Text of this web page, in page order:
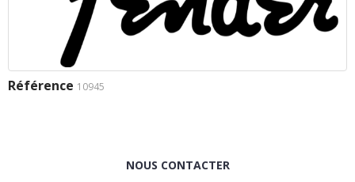
Référence 10945
NOUS CONTACTER